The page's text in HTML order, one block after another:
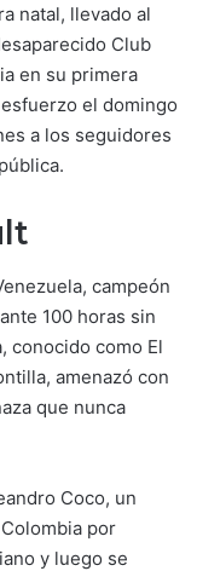
natal, llevado al
Club
en su primera
el domingo
a los seguidores
campeón
100 horas sin
conocido como El
amenazó con
que nunca
Coco, un
por
y luego se